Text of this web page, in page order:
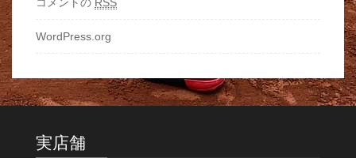
コメントの RSS
WordPress.org
実店舗